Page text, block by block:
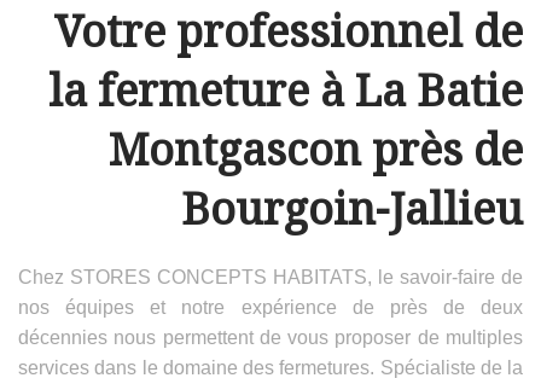
Votre professionnel de
la fermeture à La Batie
Montgascon près de
Bourgoin-Jallieu
Chez STORES CONCEPTS HABITATS, le savoir-faire de
nos équipes et notre expérience de près de deux
décennies nous permettent de vous proposer de multiples
services dans le domaine des fermetures. Spécialiste de la